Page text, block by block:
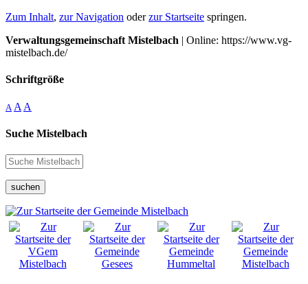
Zum Inhalt, zur Navigation oderzur Startseite springen.
Verwaltungsgemeinschaft Mistelbach | Online: https://www.vg-
mistelbach.de/
Schriftgröße
A A A
Suche Mistelbach
suchen